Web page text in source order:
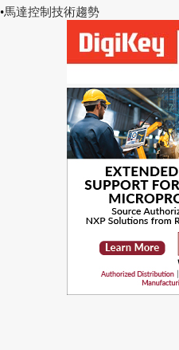
•馬達控制技術趨勢